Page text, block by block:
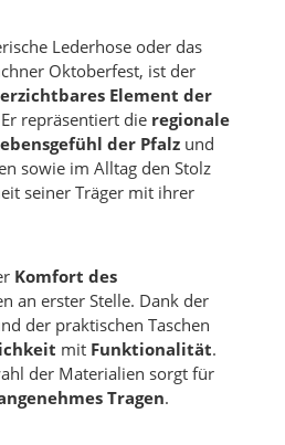
Lederhose oder das
Oktoberfest, ist der
Element der
repräsentiert die regionale
der Pfalz und
sowie im Alltag den Stolz
seiner Träger mit ihrer
Komfort des
an erster Stelle. Dank der
der praktischen Taschen
mit Funktionalität.
der Materialien sorgt für
Tragen.